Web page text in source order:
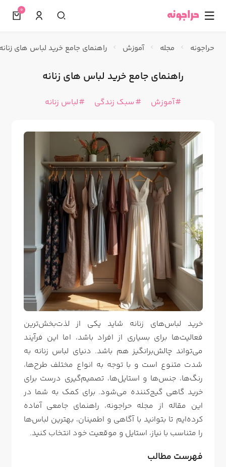
☰
0
حراجونه مجله آموزش راهنمای جامع خرید لباس های
راهنمای جامع خرید لباس های زنانه
آموزش سبک زندگی لباس زنانه
خرید لباس‌های زنانه شاید یکی از لذت‌بخش‌ترین
فعالیت‌ها برای بسیاری از افراد باشد، اما این فرآیند
می‌تواند چالش‌برانگیز هم باشد. دنیای لباس زنانه به
شدت متنوع است و با توجه به انواع مختلف طرح‌ها،
رنگ‌ها، جنس‌ها و استایل‌ها، تصمیم‌گیری درست برای
خرید گاهی گیج‌کننده می‌شود. برای کمک به شما در
این مقاله از مجله حراجونه، راهنمای جامعی آماده
کرده‌ایم تا بتوانید با آگاهی و اطمینان، بهترین لباس‌ها
را متناسب با نیاز، استایل و موقعیت خود انتخاب کنید.
فهرست مطالب